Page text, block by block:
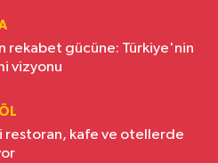
rekabet gücüne: Türkiye'nin
vizyonu
restoran, kafe ve otellerde